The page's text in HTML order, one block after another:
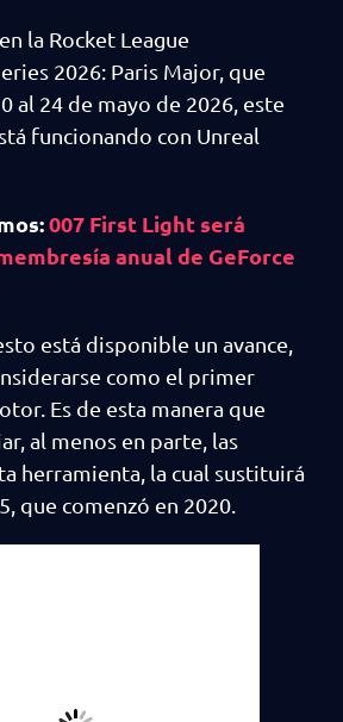
la Rocket League
2026: Paris Major, que
al 24 de mayo de 2026, este
funcionando con Unreal
007 First Light será
anual de GeForce
está disponible un avance,
como el primer
Es de esta manera que
al menos en parte, las
herramienta, la cual sustituirá
que comenzó en 2020.